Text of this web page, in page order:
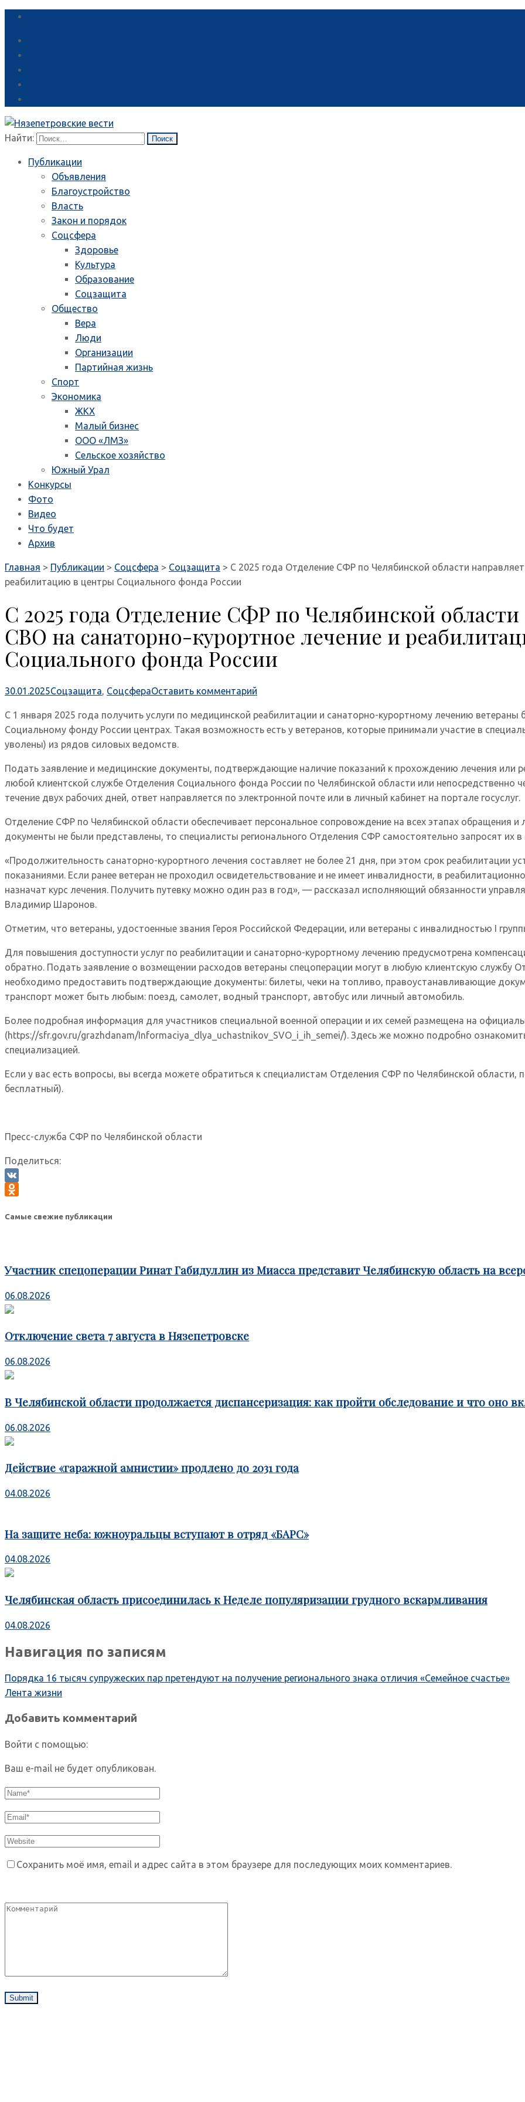
Найти:
Публикации
Объявления
Благоустройство
Власть
Закон и порядок
Соцсфера
Здоровье
Культура
Образование
Соцзащита
Общество
Вера
Люди
Организации
Партийная жизнь
Спорт
Экономика
ЖКХ
Малый бизнес
ООО «ЛМЗ»
Сельское хозяйство
Южный Урал
Конкурсы
Фото
Видео
Что будет
Архив
Главная > Публикации > Соцсфера > Соцзащита > С 2025 года Отделение СФР по Челябинской области
реабилитацию в центры Социального фонда России
С 2025 года Отделение СФР по Челябинской
СВО на санаторно-курортное лечение и
Социального фонда России
30.01.2025Соцзащита, СоцсфераОставить комментарий
С 1 января 2025 года получить услуги по медицинской реабилитации и санаторно-курортному лечению
Социальному фонду России центрах. Такая возможность есть у ветеранов, которые принимали участие в
уволены) из рядов силовых ведомств.
Подать заявление и медицинские документы, подтверждающие наличие показаний к прохождению лечения или
любой клиентской службе Отделения Социального фонда России по Челябинской области или непосредственно
течение двух рабочих дней, ответ направляется по электронной почте или в личный кабинет на портале госуслуг.
Отделение СФР по Челябинской области обеспечивает персональное сопровождение на всех этапах обращения
документы не были представлены, то специалисты регионального Отделения СФР самостоятельно запросят их в
«Продолжительность санаторно-курортного лечения составляет не более 21 дня, при этом срок реабилитации
показаниями. Если ранее ветеран не проходил освидетельствование и не имеет инвалидности, в
назначат курс лечения. Получить путевку можно один раз в год», — рассказал исполняющий обязанности
Владимир Шаронов.
Отметим, что ветераны, удостоенные звания Героя Российской Федерации, или ветераны с инвалидностью I
Для повышения доступности услуг по реабилитации и санаторно-курортному лечению предусмотрена
обратно. Подать заявление о возмещении расходов ветераны спецоперации могут в любую клиентскую службу
необходимо предоставить подтверждающие документы: билеты, чеки на топливо, правоустанавливающие
транспорт может быть любым: поезд, самолет, водный транспорт, автобус или личный автомобиль.
Более подробная информация для участников специальной военной операции и их семей размещена на
(https://sfr.gov.ru/grazhdanam/Informaciya_dlya_uchastnikov_SVO_i_ih_semei/). Здесь же можно подробно
специализацией.
Если у вас есть вопросы, вы всегда можете обратиться к специалистам Отделения СФР по Челябинской области,
бесплатный).
Пресс-служба СФР по Челябинской области
Поделиться:
VK
Самые свежие публикации
Участник спецоперации Ринат Габидуллин из Миасса представит Челябинскую область на
06.08.2026
Отключение света 7 августа в Нязепетровске
06.08.2026
В Челябинской области продолжается диспансеризация: как пройти обследование и что оно
06.08.2026
Действие «гаражной амнистии» продлено до 2031 года
04.08.2026
На защите неба: южноуральцы вступают в отряд «БАРС»
04.08.2026
Челябинская область присоединилась к Неделе популяризации грудного вскармливания
04.08.2026
Навигация по записям
Порядка 16 тысяч супружеских пар претендуют на получение регионального знака отличия «Семейное счастье»
Лента жизни
Добавить комментарий
Войти с помощью:
Ваш e-mail не будет опубликован.
Сохранить моё имя, email и адрес сайта в этом браузере для последующих моих комментариев.